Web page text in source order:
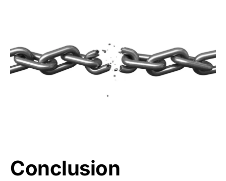
Conclusion